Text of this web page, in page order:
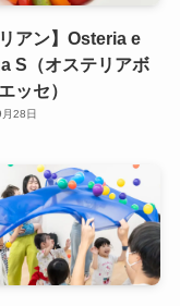
リアン】Osteria e
S（オステリアボ
ッセ）
28日